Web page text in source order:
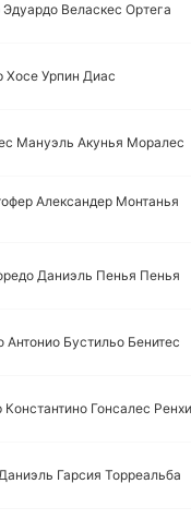
Эдуа­рдо Ве­ла­скес Ортега
Хосе Урпин Диас
Ма­нуэль Акунья Мо­ра­лес
Але­кса­ндер Мо­нта­нья
Да­ниэль Пенья Пенья
Анто­нио Бу­сти­льо Бе­ни­тес
Ко­нста­нти­но Го­нса­лес
Гарсия То­рреа­льба